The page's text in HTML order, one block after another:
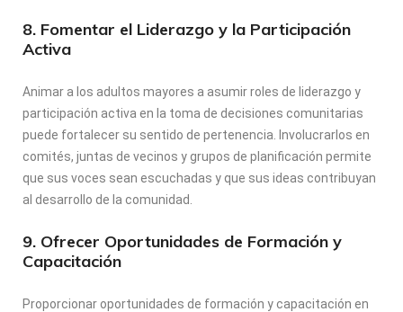
8. Fomentar el Liderazgo y la Participación
Activa
Animar a los adultos mayores a asumir roles de liderazgo y
participación activa en la toma de decisiones comunitarias
puede fortalecer su sentido de pertenencia. Involucrarlos en
comités, juntas de vecinos y grupos de planificación permite
que sus voces sean escuchadas y que sus ideas contribuyan
al desarrollo de la comunidad.
9. Ofrecer Oportunidades de Formación y
Capacitación
Proporcionar oportunidades de formación y capacitación en